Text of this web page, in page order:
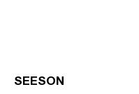
SEESON